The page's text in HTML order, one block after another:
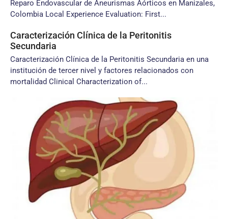
Reparo Endovascular de Aneurismas Aórticos en Manizales,
Colombia Local Experience Evaluation: First...
Caracterización Clínica de la Peritonitis
Secundaria
Caracterización Clínica de la Peritonitis Secundaria en una
institución de tercer nivel y factores relacionados con
mortalidad Clinical Characterization of...